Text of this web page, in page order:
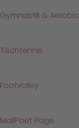
Gymnastik & Aerobic
Tischtennis
Footvolley
MailPoet Page